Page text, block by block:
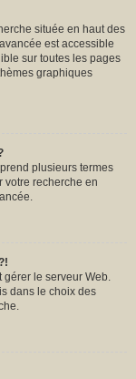
située en haut des
est accessible
sur toutes les pages
graphiques
plusieurs termes
votre recherche en
gérer le serveur Web.
dans le choix des